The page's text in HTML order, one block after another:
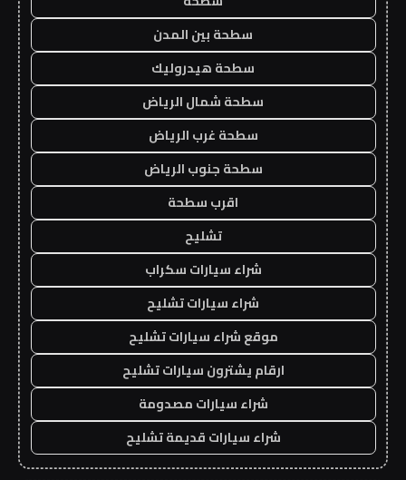
سطحة بين المدن
سطحة هيدروليك
سطحة شمال الرياض
سطحة غرب الرياض
سطحة جنوب الرياض
اقرب سطحة
تشليح
شراء سيارات سكراب
شراء سيارات تشليح
موقع شراء سيارات تشليح
ارقام يشترون سيارات تشليح
شراء سيارات مصدومة
شراء سيارات قديمة تشليح